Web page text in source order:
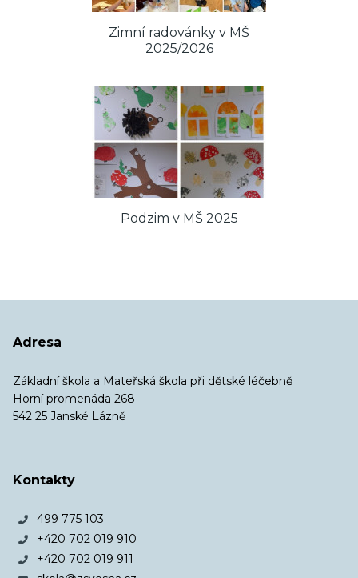
Zimní radovánky v MŠ
2025/2026
Podzim v MŠ 2025
Adresa
Základní škola a Mateřská škola při dětské léčebně
Horní promenáda 268
542 25 Janské Lázně
Kontakty
499 775 103
+420 702 019 910
+420 702 019 911